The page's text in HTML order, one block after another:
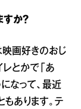
か？
画好きのおじ
とかで「あ
なって、最近
あります。テ